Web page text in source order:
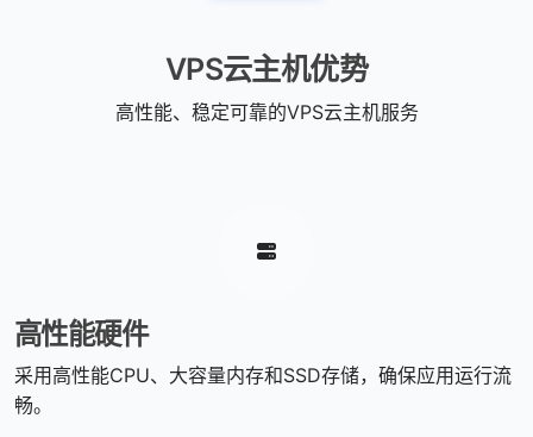
VPS云主机优势
高性能、稳定可靠的VPS云主机服务
高性能硬件
采用高性能CPU、大容量内存和SSD存储，确保应用运行流
畅。